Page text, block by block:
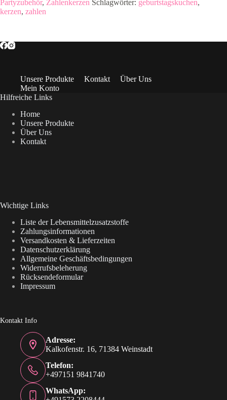
Menge
Partyzubehör, Zahlenkerzen Schlagwörter: geburtstagskuchen,
kerzen, zahlen
Unsere Produkte Kontakt
Über Uns
Mein Konto
Hilfreiche Links
Home
Unsere Produkte
Über Uns
Kontakt
Wichtige Links
Liste der Lebensmittelzusatzstoffe
Zahlungsinformationen
Versandkosten & Lieferzeiten
Datenschutzerklärung
Allgemeine Geschäftsbedingungen
Widerrufsbeleherung
Rücksendeformular
Impressum
Kontakt Info
Adresse:
Kalkofenstr. 16, 71384 Weinstadt
Telefon:
+497151 9841740
WhatsApp: